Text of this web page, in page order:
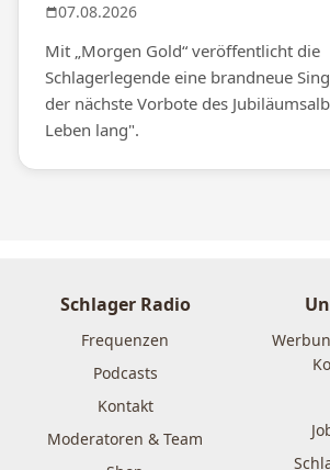
07.08.2026
Mit „Morgen Gold“ veröffentlicht die
Schlagerlegende eine brandneue
der nächste Vorbote des
Leben lang".
Schlager Radio
Frequenzen
Podcasts
Kontakt
Moderatoren & Team